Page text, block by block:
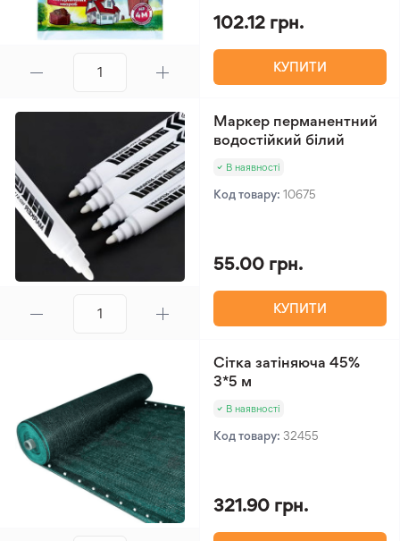
102.12 грн.
КУПИТИ
Маркер перманентний
водостійкий білий
В наявності
Код товару: 10675
55.00 грн.
КУПИТИ
Сітка затіняюча 45%
3*5 м
В наявності
Код товару: 32455
321.90 грн.